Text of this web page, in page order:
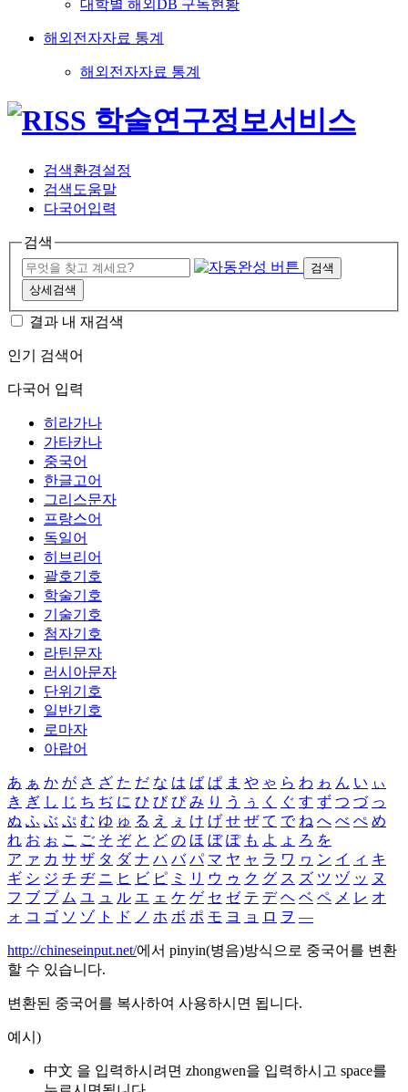
대학별 해외DB 구독현황
해외전자자료 통계
해외전자자료 통계
검색환경설정
검색도움말
다국어입력
검색
검색
상세검색
결과 내 재검색
인기 검색어
다국어 입력
히라가나
가타카나
중국어
한글고어
그리스문자
프랑스어
독일어
히브리어
괄호기호
학술기호
기술기호
첨자기호
라틴문자
러시아문자
단위기호
일반기호
로마자
아랍어
あ ぁ か が さ ざ た だ な は ば ぱ ま や ゃ ら わ ゎ ん い ぃ
き ぎ し じ ち ぢ に ひ び ぴ み り う ぅ く ぐ す ず つ づ っ
ぬ ふ ぶ ぷ む ゆ ゅ る え ぇ け げ せ ぜ て で ね へ べ ぺ め
れ お ぉ こ ご そ ぞ と ど の ほ ぼ ぽ も よ ょ ろ を
ア ァ カ サ ザ タ ダ ナ ハ バ パ マ ヤ ャ ラ ワ ヮ ン イ ィ キ
ギ シ ジ チ ヂ ニ ヒ ビ ピ ミ リ ウ ゥ ク グ ス ズ ツ ヅ ッ ヌ
フ ブ プ ム ユ ュ ル エ ェ ケ ゲ セ ゼ テ デ ヘ ベ ペ メ レ オ
ォ コ ゴ ソ ゾ ト ド ノ ホ ボ ポ モ ヨ ョ ロ ヲ ―
http://chineseinput.net/에서 pinyin(병음)방식으로 중국어를 변환
할 수 있습니다.
변환된 중국어를 복사하여 사용하시면 됩니다.
예시)
中文 을 입력하시려면 zhongwen을 입력하시고 space를